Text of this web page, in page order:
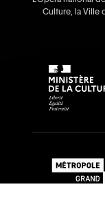
Culture, la Ville